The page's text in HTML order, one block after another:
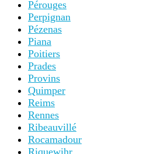
Pérouges
Perpignan
Pézenas
Piana
Poitiers
Prades
Provins
Quimper
Reims
Rennes
Ribeauvillé
Rocamadour
Riquewihr